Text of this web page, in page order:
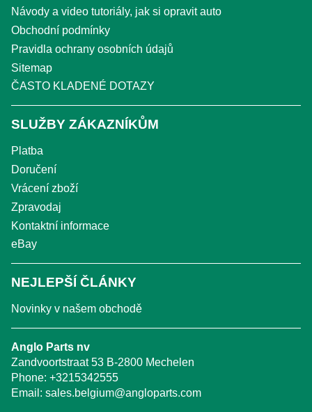
Návody a video tutoriály, jak si opravit auto
Obchodní podmínky
Pravidla ochrany osobních údajů
Sitemap
ČASTO KLADENÉ DOTAZY
SLUŽBY ZÁKAZNÍKŮM
Platba
Doručení
Vrácení zboží
Zpravodaj
Kontaktní informace
eBay
NEJLEPŠÍ ČLÁNKY
Novinky v našem obchodě
Anglo Parts nv
Zandvoortstraat 53 B-2800 Mechelen
Phone: +3215342555
Email: sales.belgium@angloparts.com